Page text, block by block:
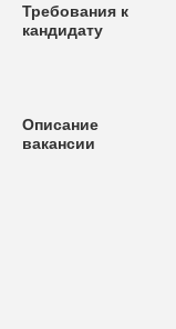
Требования к
кандидату
Описание
вакансии